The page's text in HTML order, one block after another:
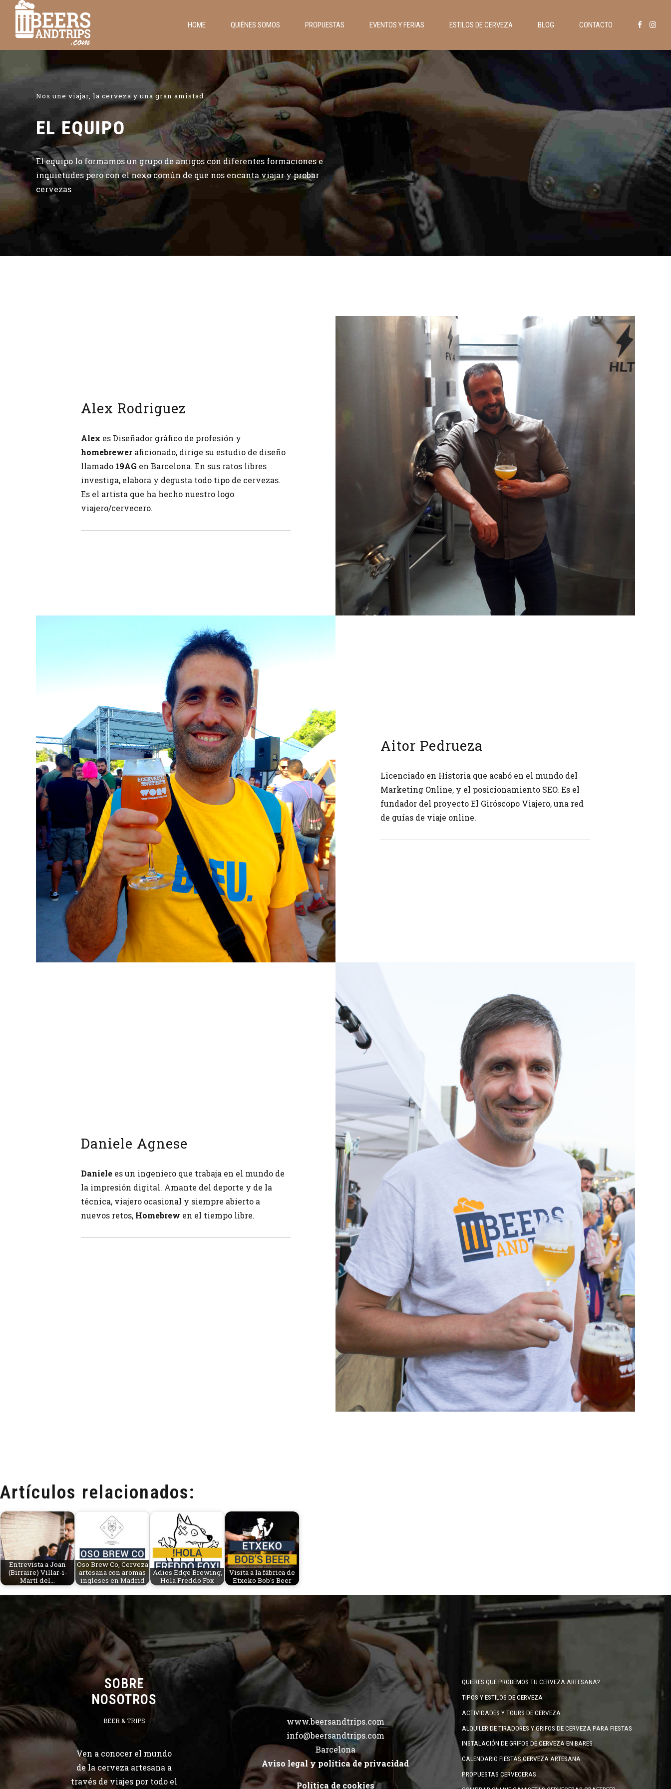
HOME QUIÉNES SOMOS PROPUESTAS EVENTOS Y FERIAS ESTILOS DE CERVEZA BLOG CONTACTO
Nos une viajar, la cerveza y una gran amistad
EL EQUIPO
El equipo lo formamos un grupo de amigos con diferentes formaciones e
inquietudes pero con el nexo común de que nos encanta viajar y probar
cervezas
Alex Rodriguez
Alex es Diseñador gráfico de profesión y
homebrewer aficionado, dirige su estudio de diseño
llamado 19AG en Barcelona. En sus ratos libres
investiga, elabora y degusta todo tipo de cervezas.
Es el artista que ha hecho nuestro logo
viajero/cervecero.
Aitor Pedrueza
Licenciado en Historia que acabó en el mundo del
Marketing Online, y el posicionamiento SEO. Es el
fundador del proyecto El Giróscopo Viajero, una red
de guías de viaje online.
Daniele Agnese
Daniele es un ingeniero que trabaja en el mundo de
la impresión digital. Amante del deporte y de la
técnica, viajero ocasional y siempre abierto a
nuevos retos, Homebrew en el tiempo libre.
Artículos relacionados:
Entrevista a Joan
(Birraire) Villar-i-
Martí del…
Oso Brew Co, Cerveza
artesana con aromas
ingleses en Madrid
Adios Edge Brewing,
Hola Freddo Fox
Visita a la fábrica de
Etxeko Bob's Beer
SOBRE
NOSOTROS
BEER & TRIPS
Ven a conocer el mundo
de la cerveza artesana a
través de viajes por todo el
www.beersandtrips.com
info@beersandtrips.com
Barcelona
Aviso legal y política de privacidad
Política de cookies
QUIERES QUE PROBEMOS TU CERVEZA ARTESANA?
TIPOS Y ESTILOS DE CERVEZA
ACTIVIDADES Y TOURS DE CERVEZA
ALQUILER DE TIRADORES Y GRIFOS DE CERVEZA PARA FIESTAS
INSTALACIÓN DE GRIFOS DE CERVEZA EN BARES
CALENDARIO FIESTAS CERVEZA ARTESANA
PROPUESTAS CERVECERAS